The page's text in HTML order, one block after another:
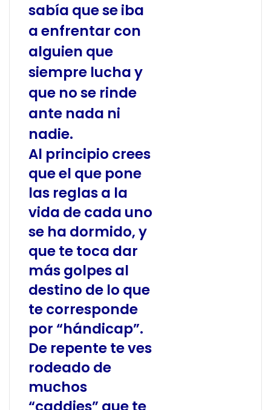
sabía que se iba
a enfrentar con
alguien que
siempre lucha y
que no se rinde
ante nada ni
nadie.
Al principio crees
que el que pone
las reglas a la
vida de cada uno
se ha dormido, y
que te toca dar
más golpes al
destino de lo que
te corresponde
por “hándicap”.
De repente te ves
rodeado de
muchos